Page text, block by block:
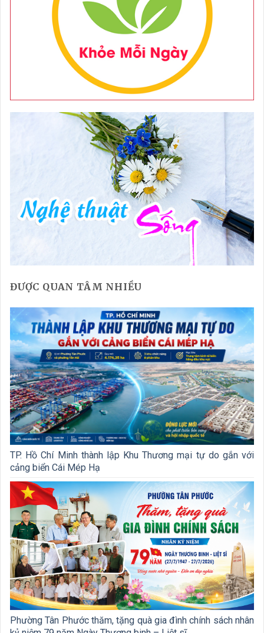
ĐƯỢC QUAN TÂM NHIỀU
TP. Hồ Chí Minh thành lập Khu Thương mại tự do gắn với
cảng biển Cái Mép Hạ
Phường Tân Phước thăm, tặng quà gia đình chính sách nhân